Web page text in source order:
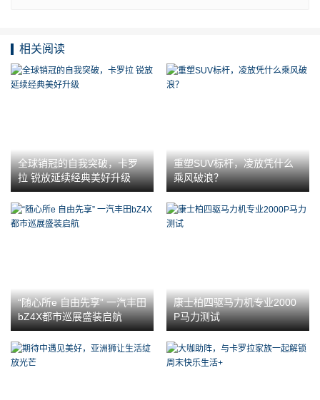
相关阅读
全球销冠的自我突破，卡罗
拉 锐放延续经典美好升级
重塑SUV标杆，凌放凭什么
乘风破浪？
“随心所e 自由先享” 一汽丰田
bZ4X都市巡展盛装启航
康士柏四驱马力机专业2000
P马力测试